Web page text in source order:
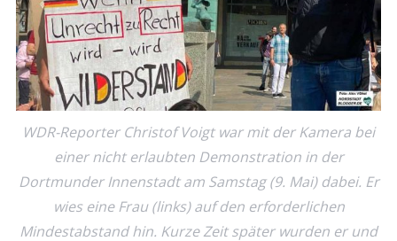
WDR-Reporter Christof Voigt war mit der Kamera bei
einer nicht erlaubten Demonstration in der
Dortmunder Innenstadt am Samstag (9. Mai) dabei. Er
wies eine Frau (links) auf den erforderlichen
Mindestabstand hin. Kurze Zeit später wurden er und